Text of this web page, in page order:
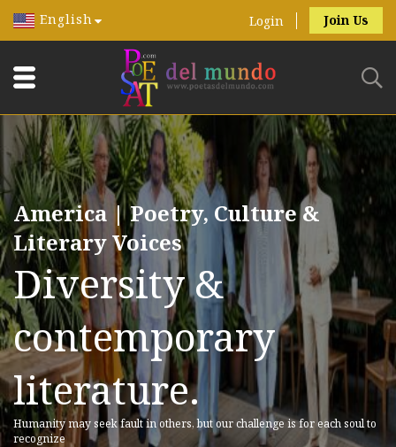
English Login Join Us
America | Poetry, Culture &
Literary Voices
Diversity &
contemporary
literature.
Humanity may seek fault in others, but our challenge is for each soul to
recognize